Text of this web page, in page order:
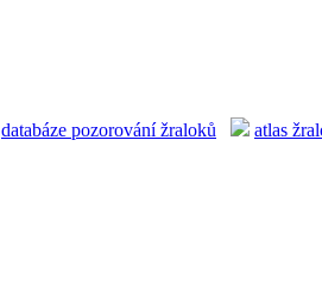
databáze pozorování žraloků
atlas